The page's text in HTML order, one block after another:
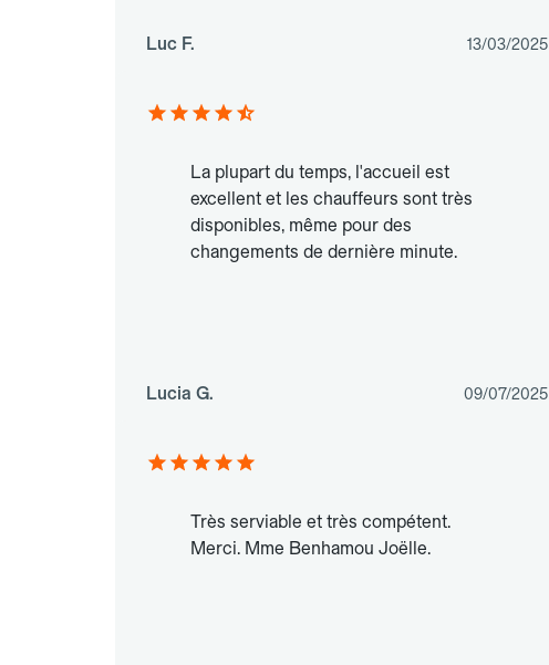
Luc F. 13/03/2025
La plupart du temps, l'accueil est
excellent et les chauffeurs sont très
disponibles, même pour des
changements de dernière minute.
Lucia G. 09/07/2025
Très serviable et très compétent.
Merci. Mme Benhamou Joëlle.